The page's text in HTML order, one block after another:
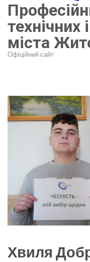
технічних
міста
Офіційний сайт
Хвиля